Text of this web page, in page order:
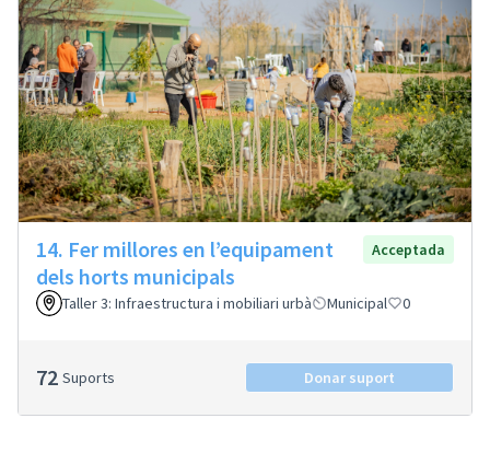
14. Fer millores en l’equipament
dels horts municipals
Acceptada
Taller 3: Infraestructura i mobiliari urbà Municipal 0
72 Suports Donar suport